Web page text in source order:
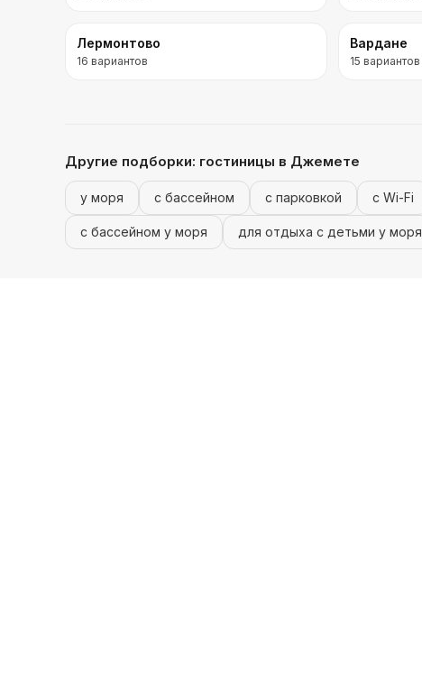
Лермонтово
16 вариантов
Вардане
15 вариантов
Другие подборки: гостиницы в Джемете
у моря с бассейном с парковкой с Wi-Fi
с бассейном у моря для отдыха с детьми у моря